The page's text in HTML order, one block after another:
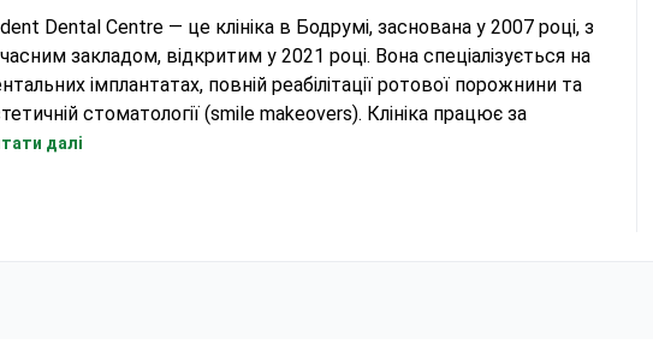
Dental Centre — це клініка в Бодрумі, заснована у 2007 році, з
закладом, відкритим у 2021 році. Вона спеціалізується на
імплантатах, повній реабілітації ротової порожнини та
стоматології (smile makeovers). Клініка працює за
системою Великобританія–Туреччина для
далі